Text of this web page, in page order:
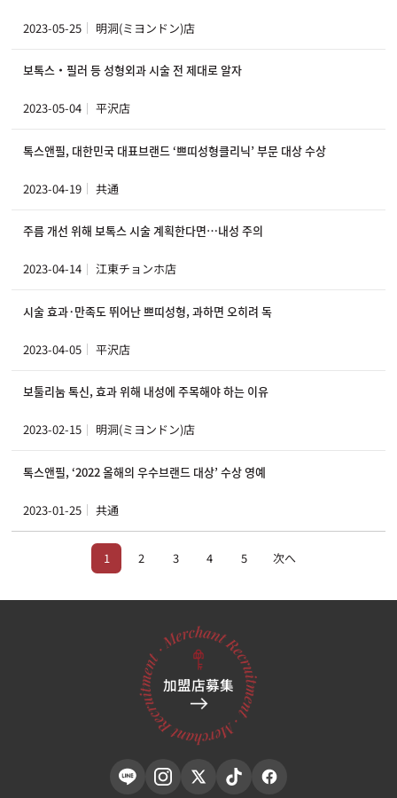
2023-05-25 明洞(ミヨンドン)店
보톡스‧필러 등 성형외과 시술 전 제대로 알자
2023-05-04 平沢店
톡스앤필, 대한민국 대표브랜드 ‘쁘띠성형클리닉’ 부문 대상 수상
2023-04-19 共通
주름 개선 위해 보톡스 시술 계획한다면…내성 주의
2023-04-14 江東チョンホ店
시술 효과·만족도 뛰어난 쁘띠성형, 과하면 오히려 독
2023-04-05 平沢店
보툴리눔 톡신, 효과 위해 내성에 주목해야 하는 이유
2023-02-15 明洞(ミヨンドン)店
톡스앤필, ‘2022 올해의 우수브랜드 대상’ 수상 영예
2023-01-25 共通
1 2 3 4 5 次へ
加盟店募集